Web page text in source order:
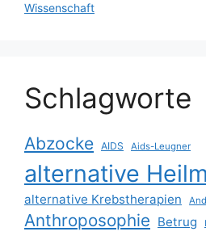
Wissenschaft
Schlagworte
Abzocke AIDS Aids-Leugner
alternative
alternative Krebstherapien
Anthroposophie Betrug